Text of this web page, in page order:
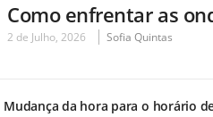
Como enfrentar as
2 de Julho, 2026 Sofia Quintas
Mudança da hora para o horário